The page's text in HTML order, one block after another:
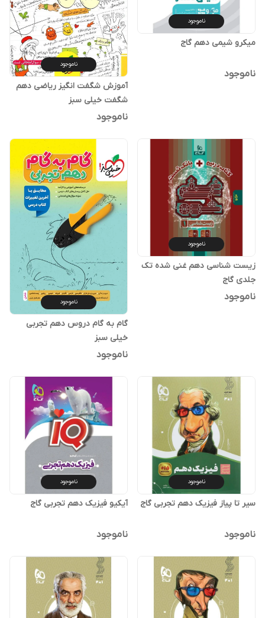
ناموجود
میکرو شیمی دهم گاج
ناموجود
ناموجود
آموزش شگفت انگیز ریاضی دهم
شگفت خیلی سبز
ناموجود
ناموجود
زیست شناسی دهم غنی شده تک
جلدی گاج
ناموجود ناموجود
گام به گام دروس دهم تجربی
خیلی سبز
ناموجود
ناموجود
سیر تا پیاز فیزیک دهم تجربی گاج
ناموجود
ناموجود
آیکیو فیزیک دهم تجربی گاج
ناموجود